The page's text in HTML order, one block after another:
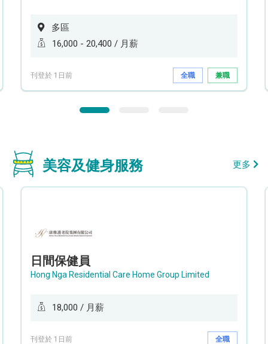
多區
16,000 - 20,400 / 月薪
刊登於 1日前 全職 兼職
美容及健身服務 更多
日間保健員
Hong Nga Residential Care Home Group Limited
18,000 / 月薪
刊登於 1日前 全職